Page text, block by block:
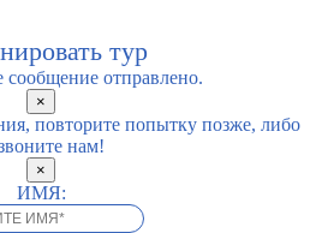
тур
отправлено.
×
повторите попытку позже, либо
нам!
×
ИМЯ: